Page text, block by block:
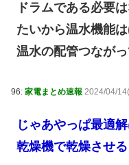
ドラムである必要
たいから温水機能
温水の配管つなが
96: 家電まとめ速報 2024/04/
じゃあやっぱ最適
乾燥機で乾燥させ